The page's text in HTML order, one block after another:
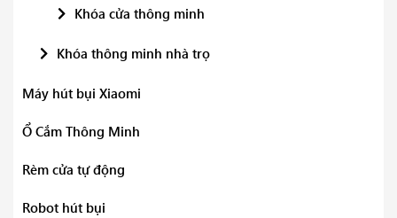
Khóa cửa thông minh
Khóa thông minh nhà trọ
Máy hút bụi Xiaomi
Ổ Cắm Thông Minh
Rèm cửa tự động
Robot hút bụi